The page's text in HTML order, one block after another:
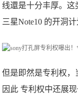
线還是十分丰厚。这
三星Note10 的开洞
但是即然是专利权，
因此 专利权中还展